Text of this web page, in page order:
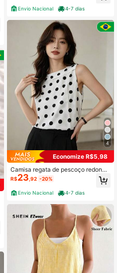
Envio Nacional 4-7 dias
4
Economize R$5,98
Camisa regata de pescoço redondo
com estampa de bolinhas para mulh
er
R$23 ,92 -20%
Envio Nacional 4-7 dias